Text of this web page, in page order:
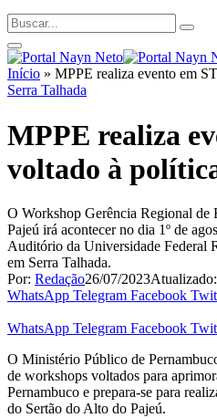
Início » MPPE realiza evento em
Serra Talhada
MPPE realiza
voltado à
O Workshop Gerência Regional
Pajeú irá acontecer no dia 1º de
Auditório da Universidade Federal
em Serra Talhada.
Por: Redação26/07/2023Atualizado:
WhatsApp Telegram Facebook
WhatsApp Telegram Facebook
O Ministério Público de
de workshops voltados para
Pernambuco e prepara-se para
do Sertão do Alto do Pajeú.